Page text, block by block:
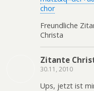
chor
Freundliche
Christa
Zitante
30.11, 2010
Ups, jetzt ist